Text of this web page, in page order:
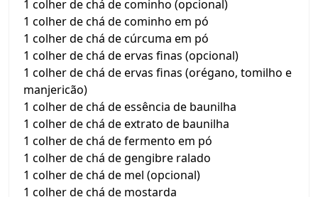
1 colher de chá de cominho (opcional)
1 colher de chá de cominho em pó
1 colher de chá de cúrcuma em pó
1 colher de chá de ervas finas (opcional)
1 colher de chá de ervas finas (orégano, tomilho e
manjericão)
1 colher de chá de essência de baunilha
1 colher de chá de extrato de baunilha
1 colher de chá de fermento em pó
1 colher de chá de gengibre ralado
1 colher de chá de mel (opcional)
1 colher de chá de mostarda